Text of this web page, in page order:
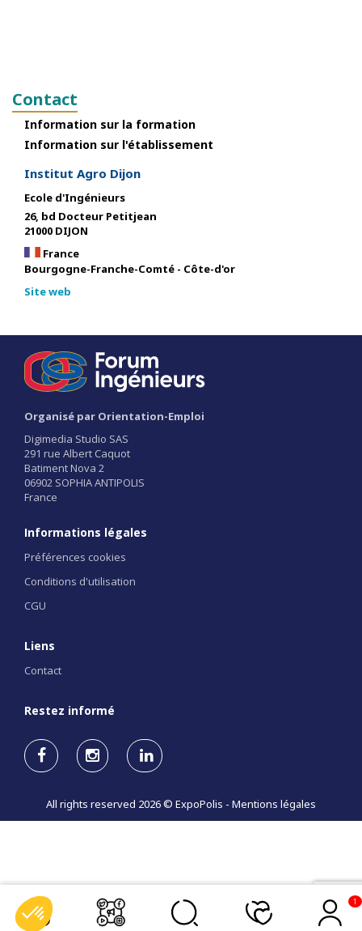
Contact
Information sur la formation
Information sur l'établissement
Institut Agro Dijon
Ecole d'Ingénieurs
26, bd Docteur Petitjean
21000 DIJON
France
Bourgogne-Franche-Comté - Côte-d'or
Site web
1
Organisé par Orientation-Emploi
Digimedia Studio SAS
291 rue Albert Caquot
Batiment Nova 2
06902 SOPHIA ANTIPOLIS
France
Informations légales
Préférences cookies
Conditions d'utilisation
CGU
Liens
Contact
Restez informé
All rights reserved 2026 © ExpoPolis - Mentions légales